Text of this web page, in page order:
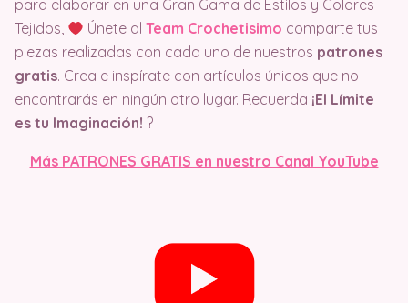
para elaborar en una Gran Gama de Estilos y Colores
Tejidos,
Únete alTeam Crochetisimo comparte tus
piezas realizadas con cada uno de nuestros patrones
gratis. Crea e inspírate con artículos únicos que no
encontrarás en ningún otro lugar. Recuerda ¡El Límite
es tu Imaginación! ?
Más PATRONES GRATIS en nuestro Canal YouTube